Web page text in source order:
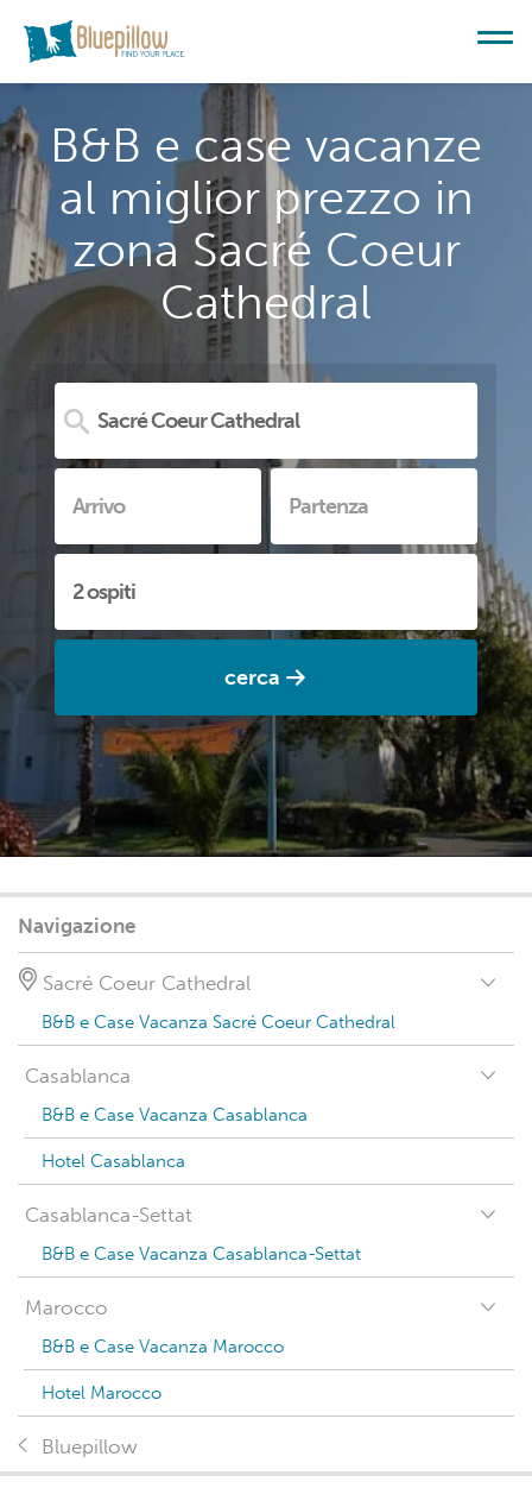
B&B e case vacanze
al miglior prezzo in
zona Sacré Coeur
Cathedral
cerca
Navigazione
Sacré Coeur Cathedral
B&B e Case Vacanza Sacré Coeur Cathedral
Casablanca
B&B e Case Vacanza Casablanca
Hotel Casablanca
Casablanca-Settat
B&B e Case Vacanza Casablanca-Settat
Marocco
B&B e Case Vacanza Marocco
Hotel Marocco
Bluepillow